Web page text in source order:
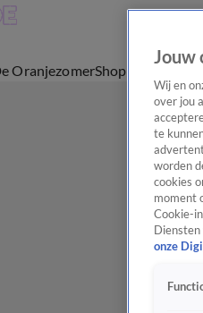
OranjezomerShop
Jouw
Wij en
over jou
te
worden
cookies
moment
Cookie-
Diensten
onze